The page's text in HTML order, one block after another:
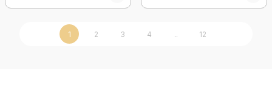
1 2 3 4 .. 12